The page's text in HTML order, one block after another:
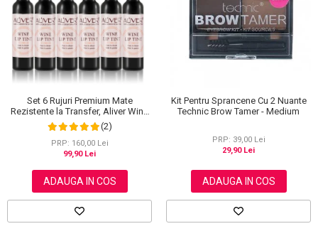
Scrub / Balsam de buze
Netestate pe Animale
Set 6 Rujuri Premium Mate
Rezistente la Transfer, Aliver Wine
Lip Tint Waterproof, 7 g X 6 buc
(2)
PRP: 160,00 Lei
99,90 Lei
ADAUGA IN COS
Kit Pentru Sprancene Cu 2 Nuante
Technic Brow Tamer - Medium
PRP: 39,00 Lei
29,90 Lei
ADAUGA IN COS